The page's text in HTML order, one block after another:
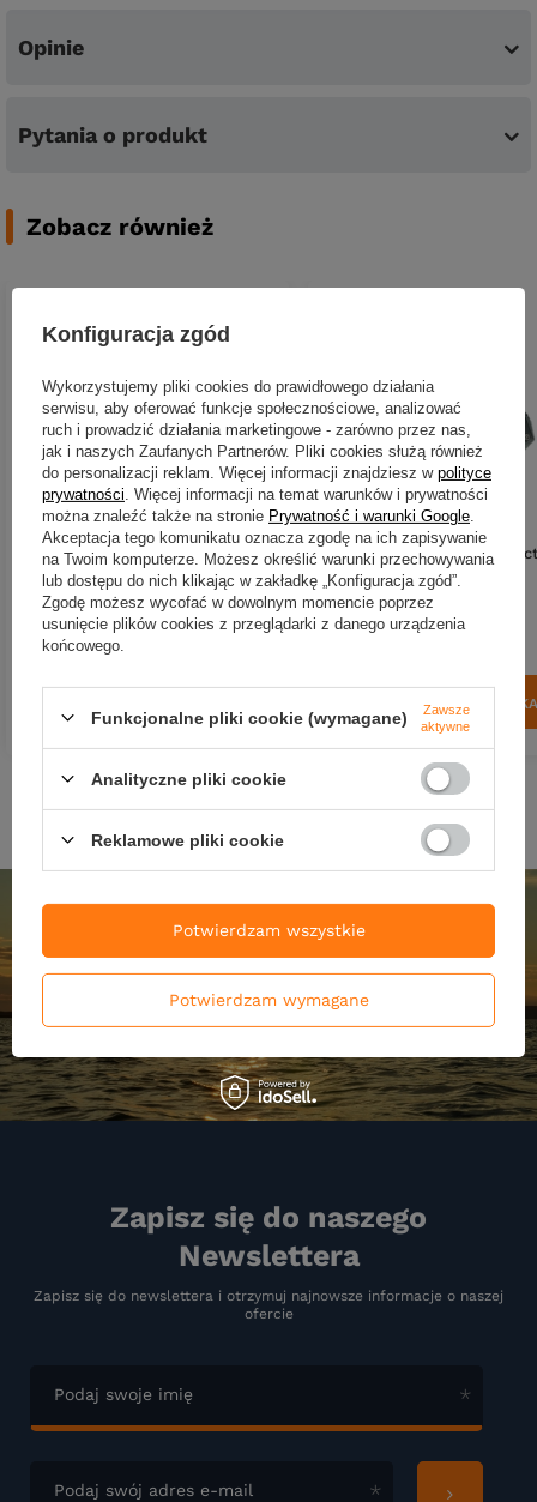
Opinie
Pytania o produkt
Zobacz również
Kołowrotek Robinson Feeder
Master 255
144,78 zł
Kup za: 4777.74
Ilość produktów
Kołowrotek Robinson
FD 308
316,55 zł
Ilość produktów
DO
Zapisz się do naszego
Newslettera
Zapisz się do newslettera i otrzymuj najnowsze informacje o naszej
ofercie
Podaj swoje imię
Podaj swój adres e-mail
Konfiguracja zgód
Wykorzystujemy pliki cookies do prawidłowego działania
serwisu, aby oferować funkcje społecznościowe, analizować
ruch i prowadzić działania marketingowe - zarówno przez nas,
jak i naszych Zaufanych Partnerów. Pliki cookies służą również
do personalizacji reklam. Więcej informacji znajdziesz w polityce
prywatności . Więcej informacji na temat warunków i prywatności
można znaleźć także na stronie Prywatność i warunki Google
Akceptacja tego komunikatu oznacza zgodę na ich zapisywanie
na Twoim komputerze. Możesz określić warunki przechowywania
lub dostępu do nich klikając w zakładkę „Konfiguracja zgód”.
Zgodę możesz wycofać w dowolnym momencie poprzez
usunięcie plików cookies z przeglądarki z danego urządzenia
końcowego.
Funkcjonalne pliki cookie (wymagane)
Zawsze
aktywne
Analityczne pliki cookie
Reklamowe pliki cookie
Potwierdzam wymagane
Potwierdzam wszystkie